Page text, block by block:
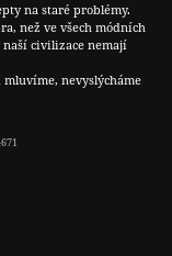
na staré problémy.
než ve všech módních
civilizace nemají
nevyslýcháme